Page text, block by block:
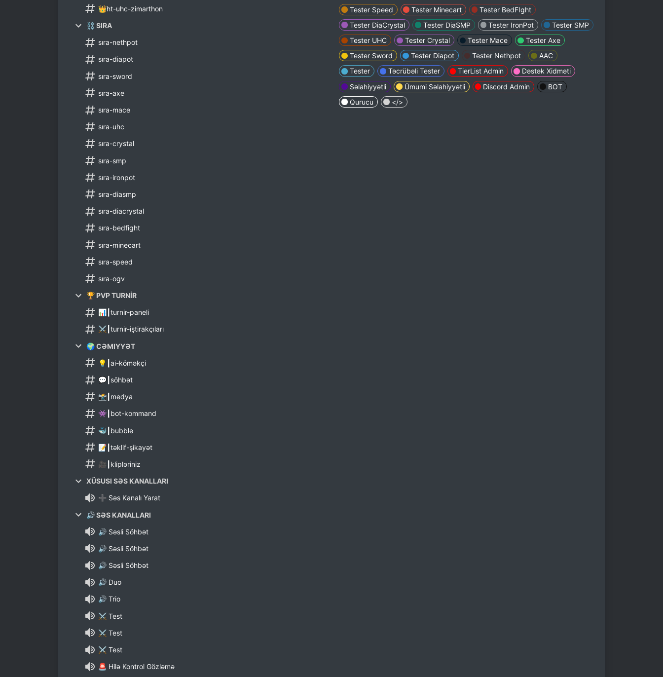
👑ht-uhc-zimarthon
⛓ SIRA
sıra-nethpot
sıra-diapot
sıra-sword
sıra-axe
sıra-mace
sıra-uhc
sıra-crystal
sıra-smp
sıra-ironpot
sıra-diasmp
sıra-diacrystal
sıra-bedfight
sıra-minecart
sıra-speed
sıra-ogv
🏆 PVP TURNİR
📊┃turnir-paneli
⚔️┃turnir-iştirakçıları
🌍 CƏMIYYƏT
💡┃ai-köməkçi
💬┃söhbət
📸┃medya
👾┃bot-kommand
🐳┃bubble
📝┃təklif-şikayət
🎥┃klipləriniz
XÜSUSI SƏS KANALLARI
➕ Səs Kanalı Yarat
🔊 SƏS KANALLARI
🔊 Səsli Söhbət
🔊 Səsli Söhbət
🔊 Səsli Söhbət
🔊 Duo
🔊 Trio
⚔️ Test
⚔️ Test
⚔️ Test
🚨 Hilə Kontrol Gözləmə
Tester Speed
Tester Minecart
Tester BedFIght
Tester DiaCrystal
Tester DiaSMP Tester IronPot
Tester SMP
Tester UHC
Tester Crystal Tester Mace
Tester Axe
Tester Sword
Tester Diapot Tester Nethpot
AAC
Tester
Təcrübəli Tester TierList Admin
Dəstək Xidməti
Səlahiyyətli
Ümumi Səlahiyyətli Discord Admin
BOT
Qurucu
</>